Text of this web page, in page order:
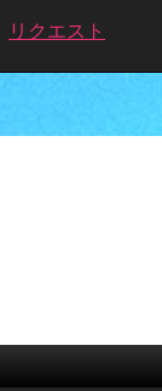
リクエスト